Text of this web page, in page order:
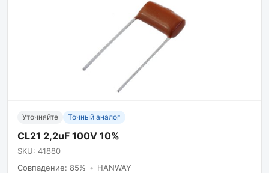
Уточняйте Точный аналог
CL21 2,2uF 100V 10%
SKU: 41880
Совпадение: 85% • HANWAY